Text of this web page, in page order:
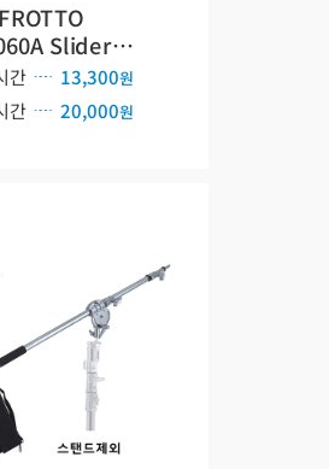
Slider…
간 13,300원
간 20,000원